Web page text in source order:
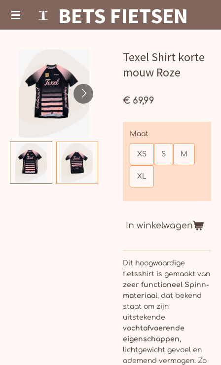
Ga
direct
naar
BETS FIETSEN
Texel Shirt korte
mouw Roze
€ 69,99
Maat
XS S M
XL
In winkelwagen
Dit hoogwaardige
fietsshirt is gemaakt van
zeer functioneel Spinn-
materiaal, dat bekend
staat om zijn
uitstekende
vochtafvoerende
eigenschappen,
lichtgewicht gevoel en
ademend vermogen. Zo